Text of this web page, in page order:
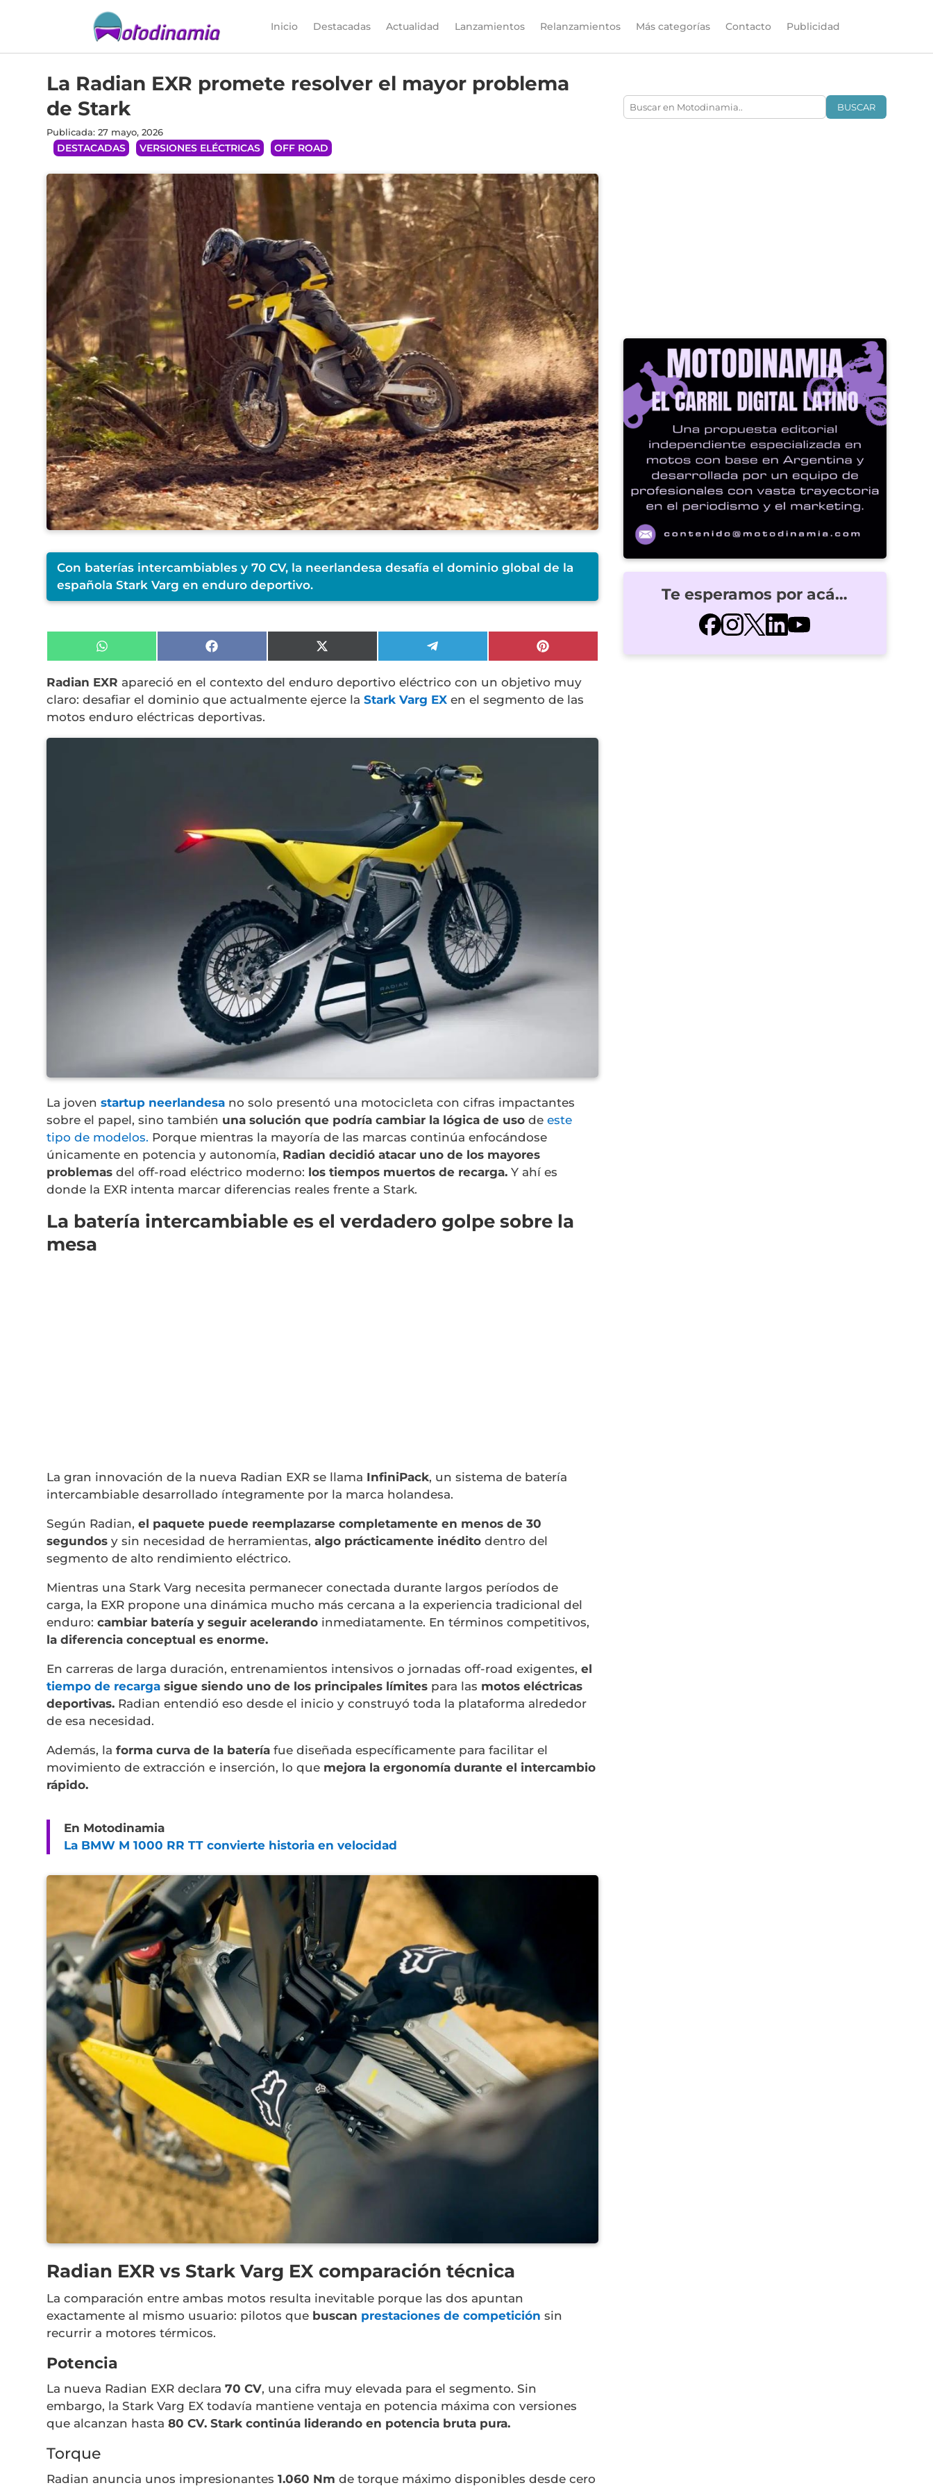
Inicio Destacadas Actualidad Lanzamientos Relanzamientos Más categorías Contacto Publicidad
La Radian EXR promete resolver el mayor problema
de Stark
Publicada: 27 mayo, 2026
DESTACADAS VERSIONES ELÉCTRICAS OFF ROAD
Con baterías intercambiables y 70 CV, la neerlandesa desafía el dominio global de la
española Stark Varg en enduro deportivo.
Compartir
en
WhatsApp
Compartir
en
Compartir
en
(Twitter)
Compartir
en
Telegram
Compartir
en
Radian EXR apareció en el contexto del enduro deportivo eléctrico con un objetivo muy
claro: desafiar el dominio que actualmente ejerce laStark Varg EX en el segmento de las
motos enduro eléctricas deportivas.
La jovenstartup neerlandesa no solo presentó una motocicleta con cifras impactantes
sobre el papel, sino también una solución que podría cambiar la lógica de uso deeste
tipo de modelos. Porque mientras la mayoría de las marcas continúa enfocándose
únicamente en potencia y autonomía, Radian decidió atacar uno de los mayores
problemas del off-road eléctrico moderno: los tiempos muertos de recarga.Y ahí es
donde la EXR intenta marcar diferencias reales frente a Stark.
La batería intercambiable es el verdadero golpe sobre la
mesa
La gran innovación de la nueva Radian EXR se llama InfiniPack, un sistema de batería
intercambiable desarrollado íntegramente por la marca holandesa.
Según Radian,el paquete puede reemplazarse completamente en menos de 30
segundos y sin necesidad de herramientas,algo prácticamente inédito dentro del
segmento de alto rendimiento eléctrico.
Mientras una Stark Varg necesita permanecer conectada durante largos períodos de
carga, la EXR propone una dinámica mucho más cercana a la experiencia tradicional del
enduro:cambiar batería y seguir acelerando inmediatamente. En términos competitivos,
la diferencia conceptual es enorme.
En carreras de larga duración, entrenamientos intensivos o jornadas off-road exigentes,el
tiempo de recarga sigue siendo uno de los principales límites para las motos eléctricas
deportivas. Radian entendió eso desde el inicio y construyó toda la plataforma alrededor
de esa necesidad.
Además, laforma curva de la batería fue diseñada específicamente para facilitar el
movimiento de extracción e inserción, lo que mejora la ergonomía durante el intercambio
rápido.
En Motodinamia
La BMW M 1000 RR TT convierte historia en velocidad
Radian EXR vs Stark Varg EX comparación técnica
La comparación entre ambas motos resulta inevitable porque las dos apuntan
exactamente al mismo usuario: pilotos que buscan prestaciones de competición sin
recurrir a motores térmicos.
Potencia
La nueva Radian EXR declara70 CV, una cifra muy elevada para el segmento. Sin
embargo, laStark Varg EX todavía mantiene ventaja en potencia máxima con versiones
que alcanzan hasta80 CV. Stark continúa liderando en potencia bruta pura.
Torque
Radian anuncia unos impresionantes1.060 Nm de torque máximo disponibles desde cero
BUSCAR
Te esperamos por acá…